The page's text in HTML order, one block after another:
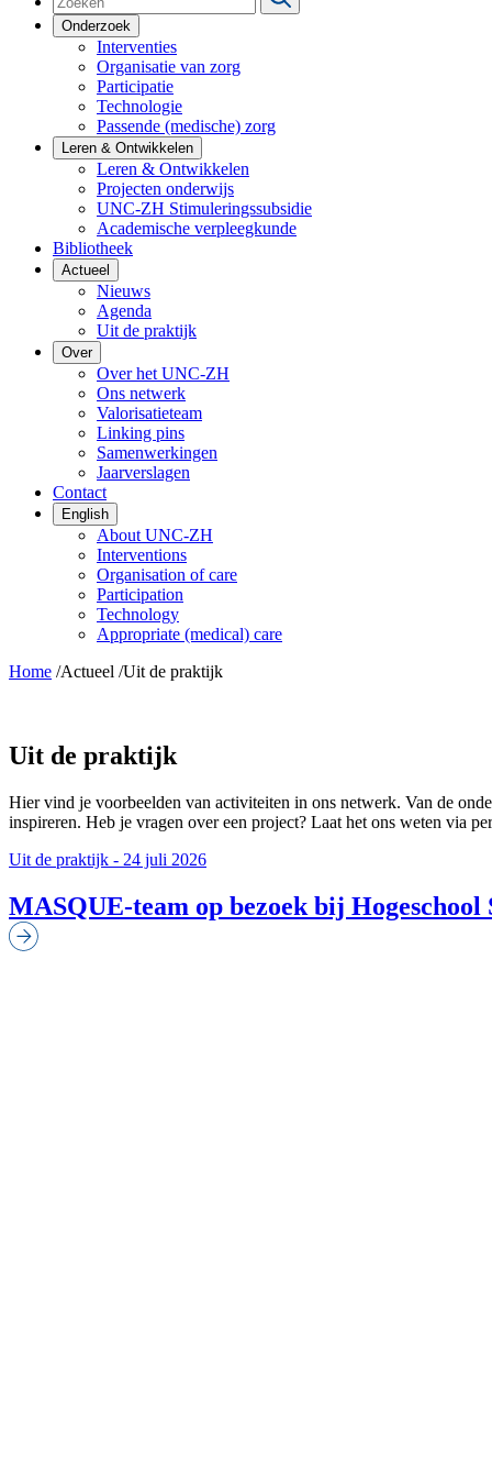
Onderzoek
Interventies
Organisatie van zorg
Participatie
Technologie
Passende (medische) zorg
Leren & Ontwikkelen
Leren & Ontwikkelen
Projecten onderwijs
UNC-ZH Stimuleringssubsidie
Academische verpleegkunde
Bibliotheek
Actueel
Nieuws
Agenda
Uit de praktijk
Over
Over het UNC-ZH
Ons netwerk
Valorisatieteam
Linking pins
Samenwerkingen
Jaarverslagen
Contact
English
About UNC-ZH
Interventions
Organisation of care
Participation
Technology
Appropriate (medical) care
Home /Actueel /Uit de praktijk
Uit de praktijk
Hier vind je voorbeelden van activiteiten in ons netwerk. Van de
inspireren. Heb je vragen over een project? Laat het ons weten via
Uit de praktijk - 24 juli 2026
MASQUE-team op bezoek bij Hogeschool